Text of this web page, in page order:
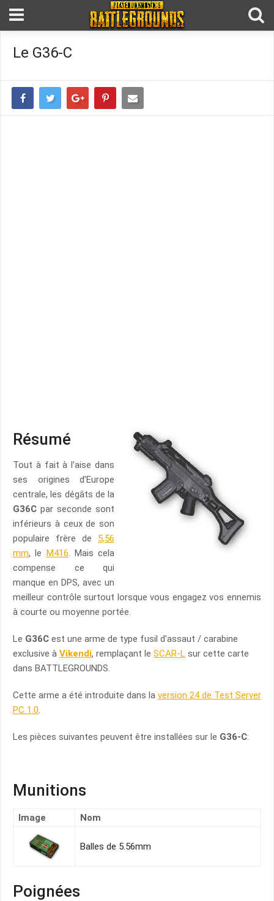
Le G36-C
Résumé
Tout à fait à l’aise dans
ses origines d’Europe
centrale, les dégâts de la
G36C par seconde sont
inférieurs à ceux de son
populaire frère de 5,56
mm, le M416. Mais cela
compense ce qui
manque en DPS, avec un
meilleur contrôle surtout lorsque vous engagez vos ennemis
à courte ou moyenne portée.
Le G36C est une arme de type fusil d’assaut / carabine
exclusive à Vikendi, remplaçant le SCAR-L sur cette carte
dans BATTLEGROUNDS.
Cette arme a été introduite dans la version 24 de Test Server
PC 1.0.
Les pièces suivantes peuvent être installées sur le G36-C:
Munitions
Image Nom
Balles de 5.56mm
Poignées